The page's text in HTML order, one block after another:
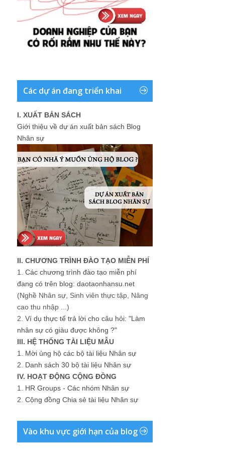
Các dự án đang triển khai
I. XUẤT BẢN SÁCH
Giới thiệu về dự án xuất bản sách Blog
Nhân sự
II. CHƯƠNG TRÌNH ĐÀO TẠO MIỄN PHÍ
1. Các chương trình đào tạo miễn phí
đang có trên blog: daotaonhansu.net
(Nghề Nhân sự, Sinh viên thực tập, Nâng
cao thu nhập ...)
2. Ví dụ thực tế trả lời cho câu hỏi: "Làm
nhân sự có giàu được không ?"
III. HỆ THỐNG TÀI LIỆU MẪU
1. Mời ủng hộ các bộ tài liệu Nhân sự
2. Danh sách 30 bộ tài liệu Nhân sự
IV. HOẠT ĐỘNG CỘNG ĐỒNG
1. HR Groups - Các nhóm Nhân sự
2. Cộng đồng Chia sẻ tài liệu Nhân sự
Vào khu vực giới hạn của blog